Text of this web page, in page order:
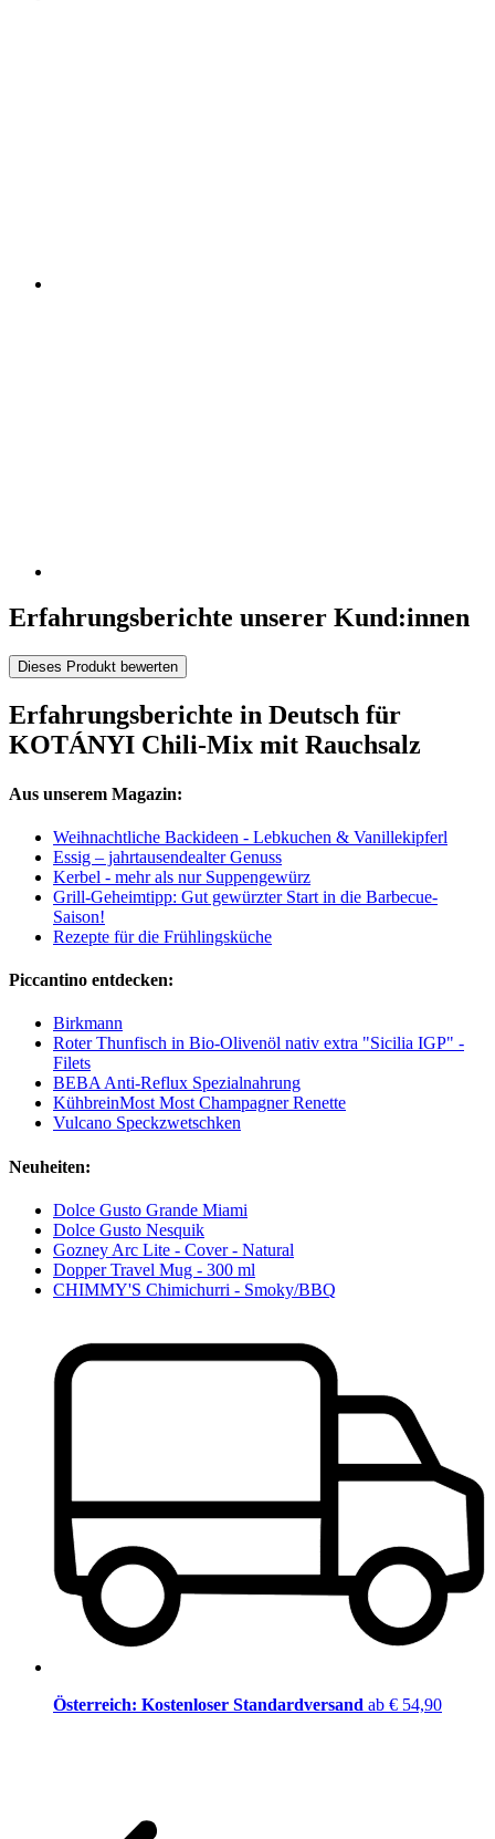
Erfahrungsberichte unserer Kund:innen
Dieses Produkt bewerten
Erfahrungsberichte in Deutsch für
KOTÁNYI Chili-Mix mit Rauchsalz
Aus unserem Magazin:
Weihnachtliche Backideen - Lebkuchen & Vanillekipferl
Essig – jahrtausendealter Genuss
Kerbel - mehr als nur Suppengewürz
Grill-Geheimtipp: Gut gewürzter Start in die Barbecue-
Saison!
Rezepte für die Frühlingsküche
Piccantino entdecken:
Birkmann
Roter Thunfisch in Bio-Olivenöl nativ extra "Sicilia IGP" -
Filets
BEBA Anti-Reflux Spezialnahrung
KühbreinMost Most Champagner Renette
Vulcano Speckzwetschken
Neuheiten:
Dolce Gusto Grande Miami
Dolce Gusto Nesquik
Gozney Arc Lite - Cover - Natural
Dopper Travel Mug - 300 ml
CHIMMY'S Chimichurri - Smoky/BBQ
Österreich: Kostenloser Standardversand ab € 54,90